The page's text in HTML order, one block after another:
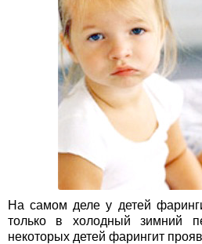
На самом деле у детей
только в холодный зимний
некоторых детей фарингит